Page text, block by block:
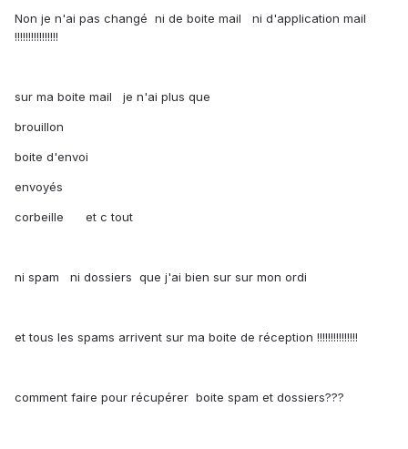
Non je n'ai pas changé ni de boite mail ni d'application mail
!!!!!!!!!!!!!!!!
sur ma boite mail je n'ai plus que
brouillon
boite d'envoi
envoyés
corbeille et c tout
ni spam ni dossiers que j'ai bien sur sur mon ordi
et tous les spams arrivent sur ma boite de réception !!!!!!!!!!!!!!!
comment faire pour récupérer boite spam et dossiers???